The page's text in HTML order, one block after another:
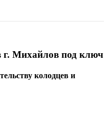
г. Михайлов под ключ
колодцев и